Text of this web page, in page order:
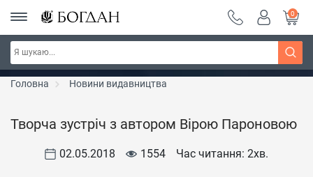
РОЗПРОДАЖ ~ 150 грн ~ 200 грн ~ 250 грн ~
300 грн ~ РОЗПРОДАЖ
Дізнатись більше
0
Головна Новини видавництва
Творча зустріч з автором Вірою Пароновою
02.05.2018 1554 Час читання: 2хв.